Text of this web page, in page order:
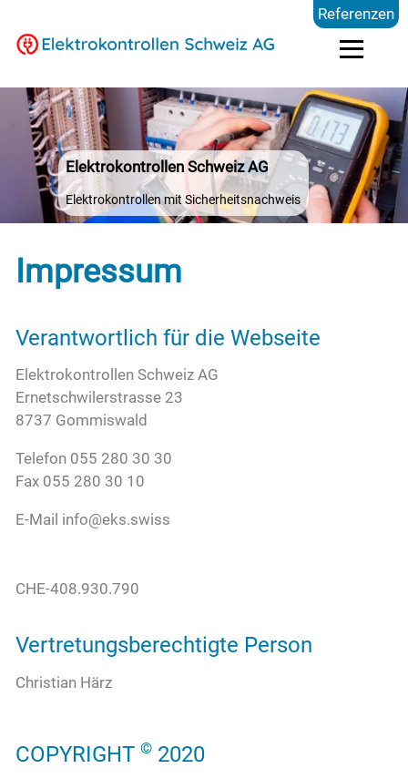
Elektrokontrollen
Branchen
Blog
Über uns
Kontakt
Elektrokontrollen Schweiz AG
Elektrokontrollen mit Sicherheitsnachweis
Impressum
Verantwortlich für die Webseite
Elektrokontrollen Schweiz AG
Ernetschwilerstrasse 23
8737 Gommiswald
Telefon 055 280 30 30
Fax 055 280 30 10
E-Mail info@eks.swiss
CHE-408.930.790
Vertretungsberechtigte Person
Christian Härz
COPYRIGHT © 2020
Referenzen